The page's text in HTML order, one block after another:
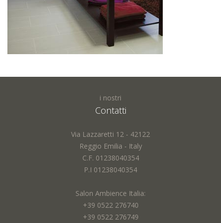
i nostri
Contatti
Via Lazzaretti 12 - 42122
Reggio Emilia - Italy
C.F. 01238040354
P.I 01238040354
Salon Ambience Italia:
+39 0522 276740
+39 0522 276749